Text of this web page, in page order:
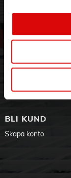
Vår historia
Jobba hos oss
Varumärken
BLI KUND
Skapa konto